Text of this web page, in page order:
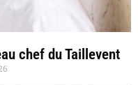
chef du Taillevent